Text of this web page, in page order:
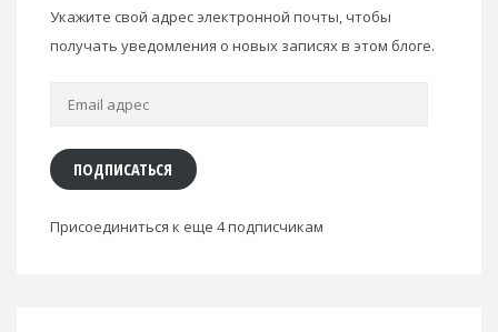
Укажите свой адрес электронной почты, чтобы
получать уведомления о новых записях в этом блоге.
Email
ПОДПИСАТЬСЯ
Присоединиться к еще 4 подписчикам